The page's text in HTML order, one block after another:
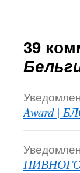
39
Award |
ПИВНОГО